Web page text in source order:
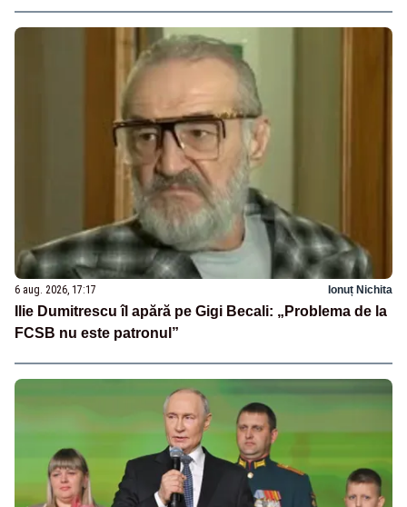
6 aug. 2026, 17:17 Ionuț Nichita
Ilie Dumitrescu îl apără pe Gigi Becali: „Problema de la
FCSB nu este patronul”